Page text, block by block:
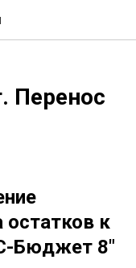
Перенос
остатков к
Бюджет 8"